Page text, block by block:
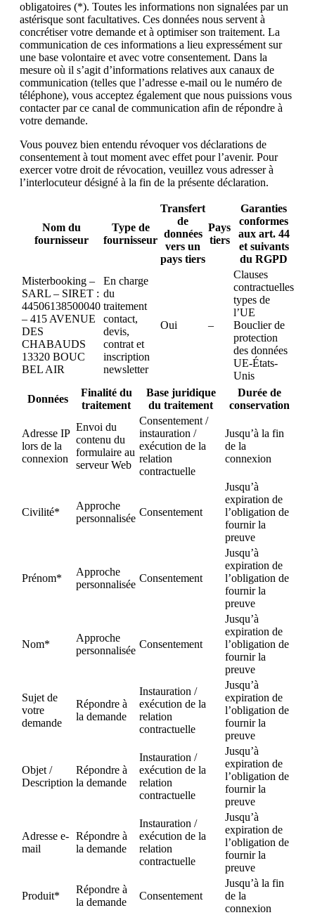
obligatoires (*). Toutes les informations non signalées par un
astérisque sont facultatives. Ces données nous servent à
concrétiser votre demande et à optimiser son traitement. La
communication de ces informations a lieu expressément sur
une base volontaire et avec votre consentement. Dans la
mesure où il s’agit d’informations relatives aux canaux de
communication (telles que l’adresse e-mail ou le numéro de
téléphone), vous acceptez également que nous puissions vous
contacter par ce canal de communication afin de répondre à
votre demande.
Vous pouvez bien entendu révoquer vos déclarations de
consentement à tout moment avec effet pour l’avenir. Pour
exercer votre droit de révocation, veuillez vous adresser à
l’interlocuteur désigné à la fin de la présente déclaration.
Nom du
fournisseur
Type de
fournisseur
Transfert
de
données
vers un
pays tiers
Pays
tiers
Garanties
conformes
aux art. 44
et suivants
du RGPD
Misterbooking –
SARL – SIRET :
44506138500040
– 415 AVENUE
DES
CHABAUDS
13320 BOUC
BEL AIR
En charge
du
traitement
contact,
devis,
contrat et
inscription
newsletter
Oui –
Clauses
contractuelles
types de
l’UE
Bouclier de
protection
des données
UE-États-
Unis
Données
Finalité du
traitement
Base juridique
du traitement
Durée de
conservation
Adresse IP
lors de la
connexion
Envoi du
contenu du
formulaire au
serveur Web
Consentement /
instauration /
exécution de la
relation
contractuelle
Jusqu’à la fin
de la
connexion
Civilité*
Approche
personnalisée
Consentement
Jusqu’à
expiration de
l’obligation de
fournir la
preuve
Prénom*
Approche
personnalisée
Consentement
Jusqu’à
expiration de
l’obligation de
fournir la
preuve
Nom*
Approche
personnalisée
Consentement
Jusqu’à
expiration de
l’obligation de
fournir la
preuve
Sujet de
votre
demande
Répondre à
la demande
Instauration /
exécution de la
relation
contractuelle
Jusqu’à
expiration de
l’obligation de
fournir la
preuve
Objet /
Description
Répondre à
la demande
Instauration /
exécution de la
relation
contractuelle
Jusqu’à
expiration de
l’obligation de
fournir la
preuve
Adresse e-
mail
Répondre à
la demande
Instauration /
exécution de la
relation
contractuelle
Jusqu’à
expiration de
l’obligation de
fournir la
preuve
Produit*
Répondre à
la demande
Consentement
Jusqu’à la fin
de la
connexion